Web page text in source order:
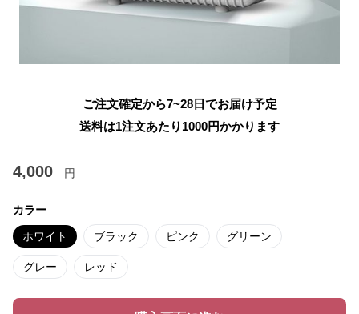
ご注文確定から7~28日でお届け予定
送料は1注文あたり 1000円かかります
4,000 円
カラー
ホワイト ブラック ピンク グリーン
グレー レッド